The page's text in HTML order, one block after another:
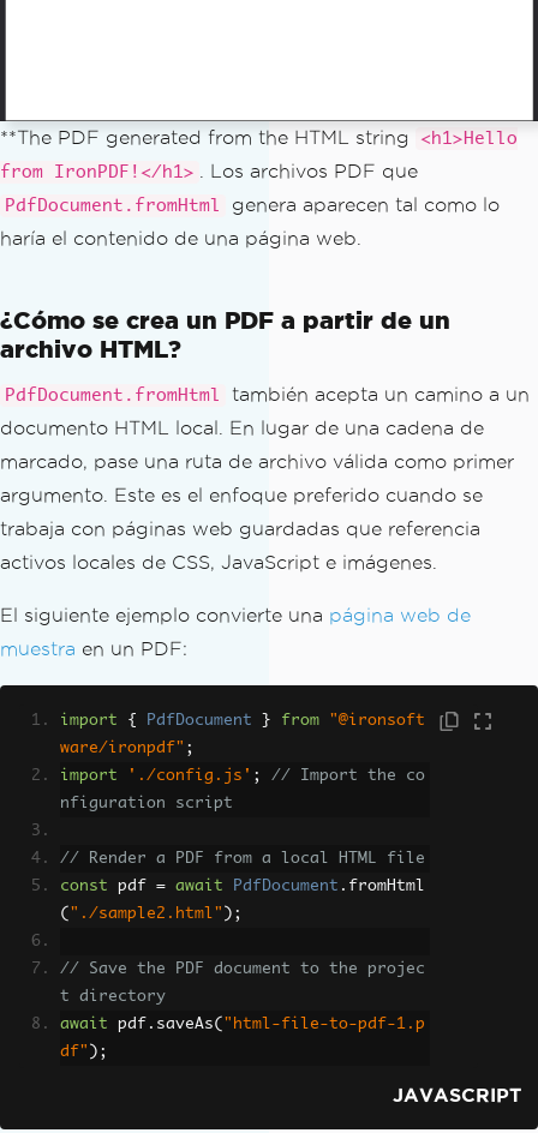
**The PDF generated from the HTML string
<h1>Hello
from IronPDF!</h1>
. Los archivos PDF que
PdfDocument.fromHtml
genera aparecen tal como lo
haría el contenido de una página web.
¿Cómo se crea un PDF a partir de un
archivo HTML?
PdfDocument.fromHtml
también acepta un camino a un
documento HTML local. En lugar de una cadena de
marcado, pase una ruta de archivo válida como primer
argumento. Este es el enfoque preferido cuando se
trabaja con páginas web guardadas que referencia
activos locales de CSS, JavaScript e imágenes.
El siguiente ejemplo convierte una página web de
muestra en un PDF:
import { PdfDocument } from
"@ironsoft
ware/ironpdf" ;
import
'./config.js' ;
// Import the co
nfiguration script
// Render a PDF from a local HTML file
const pdf = await PdfDocument . fromHtml
( "./sample2.html" );
// Save the PDF document to the projec
t directory
await pdf . saveAs( "html-file-to-pdf-1.p
df" );
JAVASCRIPT